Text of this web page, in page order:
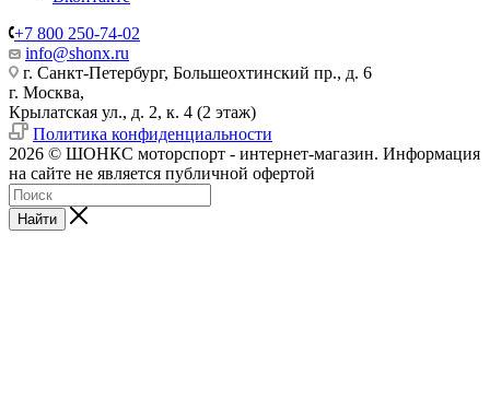
+7 800 250-74-02
info@shonx.ru
г. Санкт-Петербург, Большеохтинский пр., д. 6
г. Москва,
Крылатская ул., д. 2, к. 4 (2 этаж)
Политика конфиденциальности
2026 © ШОНКС моторспорт - интернет-магазин. Информация
на сайте не является публичной офертой
Найти